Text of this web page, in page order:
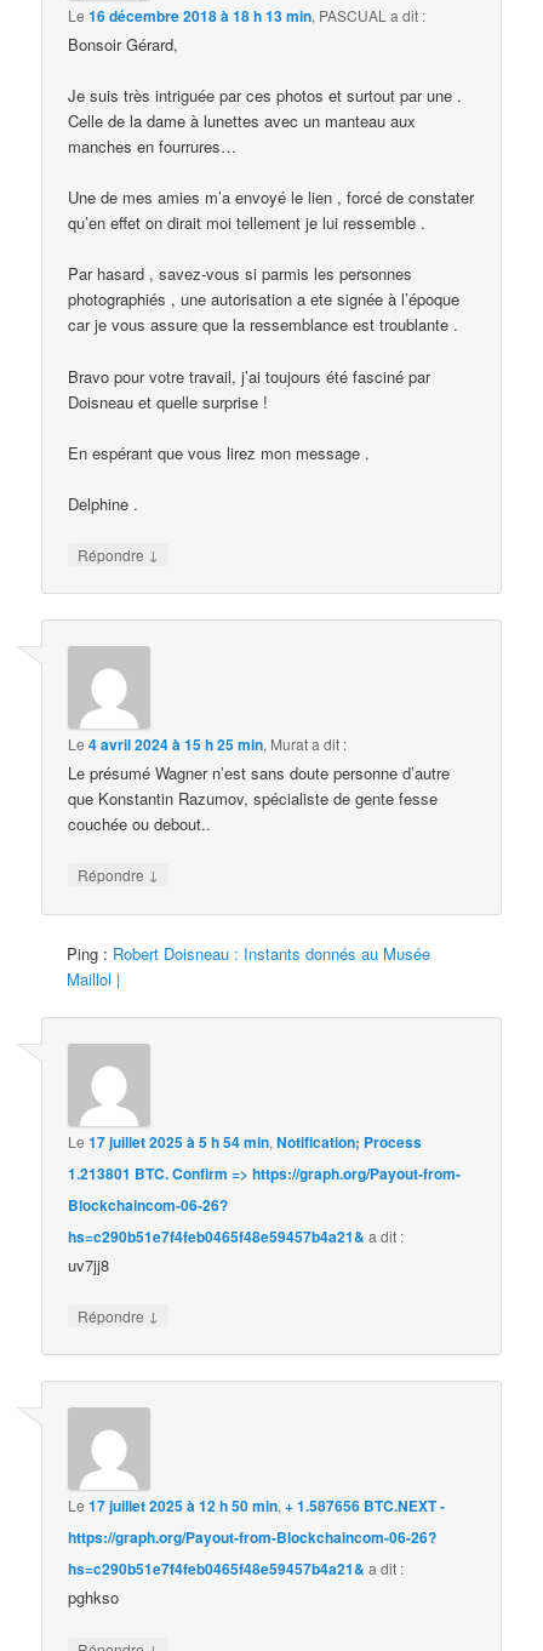
Le16 décembre 2018 à 18 h 13 min, PASCUAL a dit :
Bonsoir Gérard,
Je suis très intriguée par ces photos et surtout par une .
Celle de la dame à lunettes avec un manteau aux
manches en fourrures…
Une de mes amies m’a envoyé le lien , forcé de constater
qu’en effet on dirait moi tellement je lui ressemble .
Par hasard , savez-vous si parmis les personnes
photographiés , une autorisation a ete signée à l’époque
car je vous assure que la ressemblance est troublante .
Bravo pour votre travail, j’ai toujours été fasciné par
Doisneau et quelle surprise !
En espérant que vous lirez mon message .
Delphine .
Répondre ↓
Le4 avril 2024 à 15 h 25 min, Murata dit :
Le présumé Wagner n’est sans doute personne d’autre
que Konstantin Razumov, spécialiste de gente fesse
couchée ou debout..
Répondre ↓
Ping : Robert Doisneau : Instants donnés au Musée
Maillol |
Le17 juillet 2025 à 5 h 54 min,Notification; Process
1.213801 BTC. Confirm => https://graph.org/Payout-from-
Blockchaincom-06-26?
hs=c290b51e7f4feb0465f48e59457b4a21& a dit :
uv7jj8
Répondre ↓
Le17 juillet 2025 à 12 h 50 min,+ 1.587656 BTC.NEXT -
https://graph.org/Payout-from-Blockchaincom-06-26?
hs=c290b51e7f4feb0465f48e59457b4a21& a dit :
pghkso